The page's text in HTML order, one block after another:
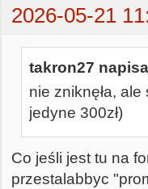
2026-05-21
takron27
nie zniknęła,
jedyne 300zł)
Co jeśli jest tu na
przestalabbyc